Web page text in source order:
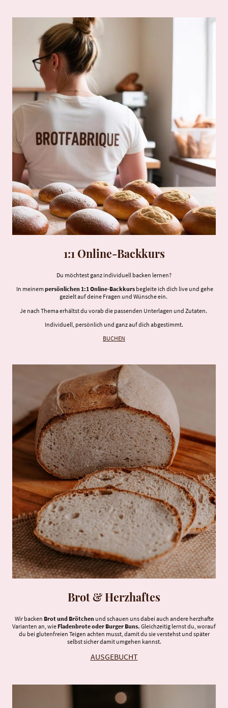
1:1 Online-Backkurs
Du möchtest ganz individuell backen lernen?
In meinem persönlichen 1:1 Online-Backkurs begleite ich dich live und gehe
gezielt auf deine Fragen und Wünsche ein.
Je nach Thema erhältst du vorab die passenden Unterlagen und Zutaten.
Individuell, persönlich und ganz auf dich abgestimmt.
BUCHEN
Brot & Herzhaftes
Wir backen Brot und Brötchenund schauen uns dabei auch andere herzhafte
Varianten an, wie Fladenbrote oder Burger Buns. Gleichzeitig lernst du, worauf
du bei glutenfreien Teigen achten musst, damit du sie verstehst und später
selbst sicher damit umgehen kannst.
AUSGEBUCHT